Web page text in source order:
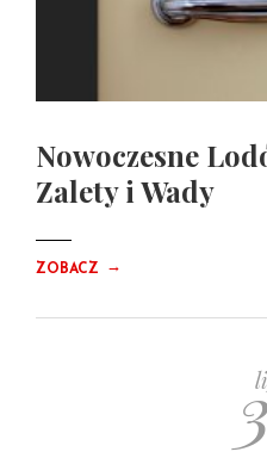
Nowoczesne
Zalety i Wady
ZOBACZ →